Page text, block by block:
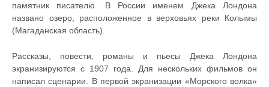
памятник писателю. В России именем Джека Лондона
названо озеро, расположенное в верховьях реки Колымы
(Магаданская область).
Рассказы, повести, романы и пьесы Джека Лондона
экранизируются с 1907 года. Для нескольких фильмов он
написал сценарии. В первой экранизации «Морского волка»